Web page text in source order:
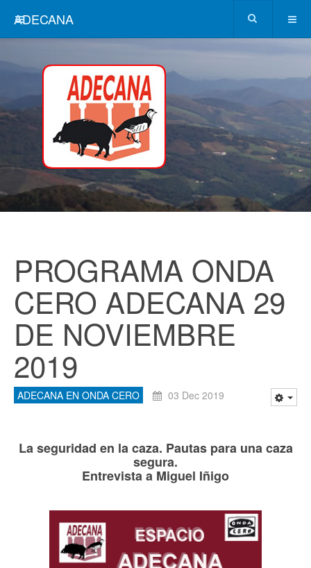
ADECANA
PROGRAMA ONDA
CERO ADECANA 29
DE NOVIEMBRE
2019
ADECANA EN ONDA CERO 03 Dec 2019
La seguridad en la caza. Pautas para una caza
segura.
Entrevista a Miguel Iñigo